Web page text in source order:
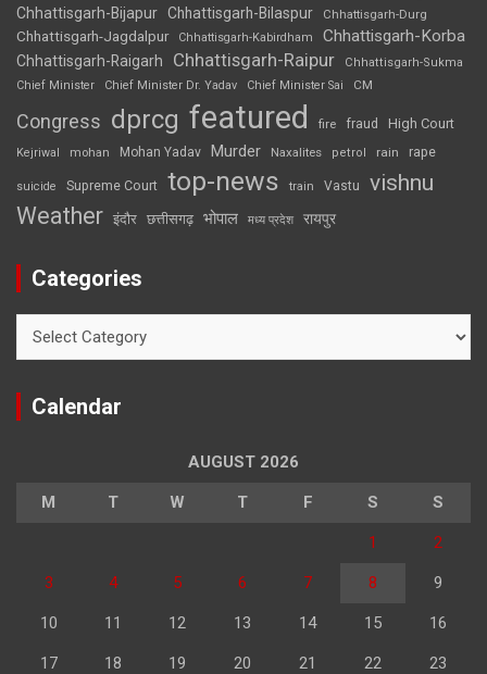
Chhattisgarh-Bijapur Chhattisgarh-Bilaspur Chhattisgarh-Durg
Chhattisgarh-Jagdalpur Chhattisgarh-Kabirdham Chhattisgarh-Korba
Chhattisgarh-Raigarh Chhattisgarh-Raipur
Chhattisgarh-Sukma
Chief Minister
Chief Minister Dr. Yadav Chief Minister Sai CM
Congress dprcg featured fire fraud High Court
Kejriwal mohan Mohan Yadav Murder Naxalites petrol rain rape
suicide Supreme Court top-news train Vastu vishnu
Weather इंदौर छत्तीसगढ़ भोपाल मध्य प्रदेश रायपुर
Categories
Calendar
AUGUST 2026
M T W T F S S
1 2
3 4 5 6 7 8 9
10 11 12 13 14 15 16
17 18 19 20 21 22 23